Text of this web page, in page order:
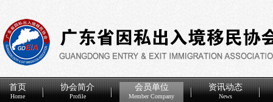
首页
Home
协会简介
Profile
会员单位
Member Company
资讯动态
News